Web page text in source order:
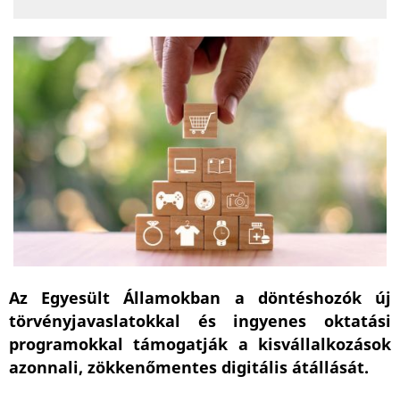
Az Egyesült Államokban a döntéshozók új
törvényjavaslatokkal és ingyenes oktatási
programokkal támogatják a kisvállalkozások
azonnali, zökkenőmentes digitális átállását.